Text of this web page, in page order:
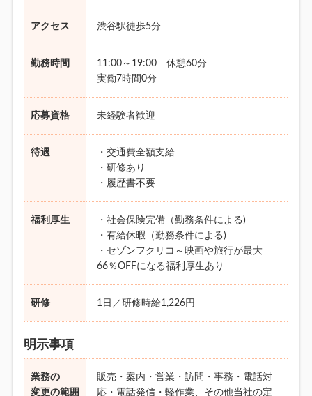
アクセス 渋谷駅徒歩5分
勤務時間
11:00～19:00 休憩60分
実働7時間0分
応募資格 未経験者歓迎
待遇
・交通費全額支給
・研修あり
・履歴書不要
福利厚生
・社会保険完備（勤務条件による)
・有給休暇（勤務条件による)
・セゾンフクリコ～映画や旅行が最大
66％OFFになる福利厚生あり
研修 1日／研修時給1,226円
明示事項
業務の
変更の範囲
販売・案内・営業・訪問・事務・電話対
応・電話発信・軽作業、その他当社の定